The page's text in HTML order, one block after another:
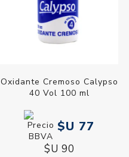
Oxidante Cremoso Calypso
40 Vol 100 ml
$U 77
$U 90